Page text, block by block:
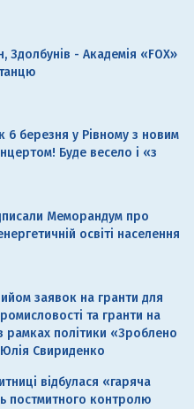
Здолбунів - Академія «FOX»
березня у Рівному з новим
Буде весело і «з
Меморандум про
освіті населення
заявок на гранти для
та гранти на
рамках політики «Зроблено
Свириденко
відбулася «гаряча
постмитного контролю